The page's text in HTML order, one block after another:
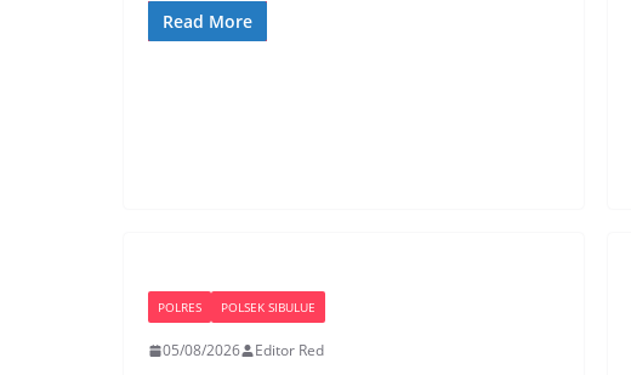
Read More
POLRES POLSEK SIBULUE
05/08/2026 Editor Red